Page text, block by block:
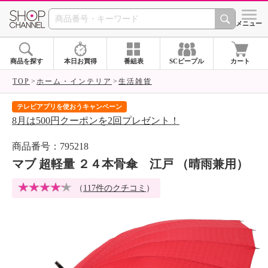
SHOP CHANNEL シメニュー
商品を探す 本日お買得 番組表 SCピープル カート
TOP ホーム・インテリア 生活雑貨
テレビアプリを使おうキャンペーン
8月は500円クーポンを2回プレゼント！
商品番号：795218
マブ 超軽量 ２４本骨傘 江戸 （晴雨兼用）
（ 117件のクチコミ ）